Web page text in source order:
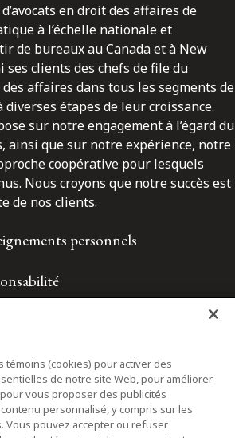
en droit des affaires de
à l’échelle nationale et
de bureaux au Canada et à New
ses clients des chefs de file du
affaires dans tous les segments de
diverses étapes de leur croissance.
sur notre engagement à l’égard du
ainsi que sur notre expérience, notre
coopérative pour lesquels
Nous croyons que notre succès est
de nos clients.
personnels
de services
témoins (cookies) pour activer des
de notre site Web, pour améliorer
vous proposer des publicités
personnalisé, y compris sur les
Vous pouvez accepter ou refuser